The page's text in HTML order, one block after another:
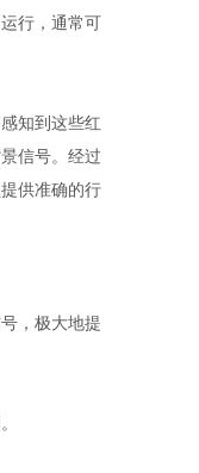
行，通常可
知到这些红
信号。经过
供准确的行
，极大地提